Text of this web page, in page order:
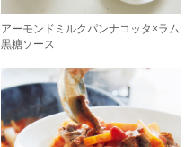
アーモンドミルクパンナコッタ×ラム
黒糖ソース